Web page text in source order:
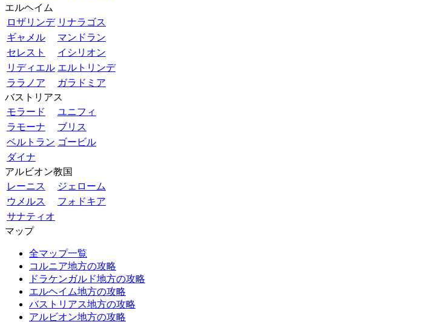
エルヘイム
ロザリンデ リナラゴス
ギャメル
マンドラン
セレスト
イシリオン
リディエル エルトリンデ
ララノア
ガラドミア
バストリアス
モラード
ユニフィ
ラモーナ
ブリス
ベルトラン ゴービル
ダイナ
アルビオン教国
レーニス
ジェローム
ウメルス
フォドキア
サナティオ
マップ
全マップ一覧
コルニア地方の攻略
ドラケンガルド地方の攻略
エルヘイム地方の攻略
バストリアス地方の攻略
アルビオン地方の攻略